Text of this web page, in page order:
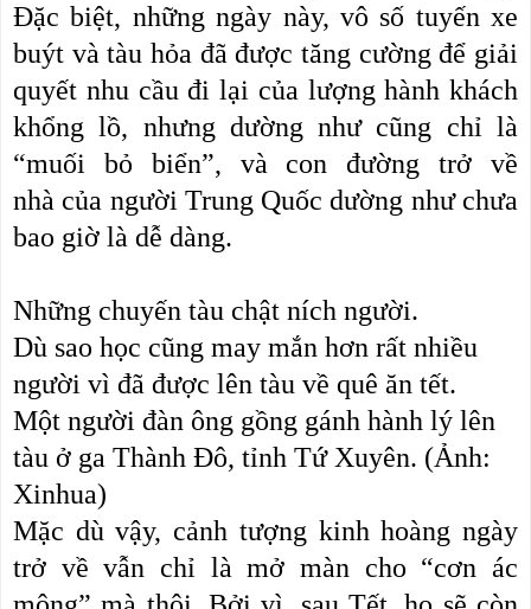
Đặc biệt, những ngày này, vô số tuyến xe
buýt và tàu hỏa đã được tăng cường để giải
quyết nhu cầu đi lại của lượng hành khách
khổng lồ, nhưng dường như cũng chỉ là
“muối bỏ biển”, và con đường trở về
nhà của người Trung Quốc dường như chưa
bao giờ là dễ dàng.
Những chuyến tàu chật ních người.
Dù sao học cũng may mắn hơn rất nhiều
người vì đã được lên tàu về quê ăn tết.
Một người đàn ông gồng gánh hành lý lên
tàu ở ga Thành Đô, tỉnh Tứ Xuyên. (Ảnh:
Xinhua)
Mặc dù vậy, cảnh tượng kinh hoàng ngày
trở về vẫn chỉ là mở màn cho “cơn ác